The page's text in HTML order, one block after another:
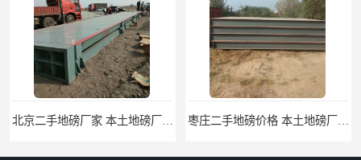
北京二手地磅厂家 本土地磅厂100秒报价 枣庄二手地磅价格 本土地磅厂100秒报价